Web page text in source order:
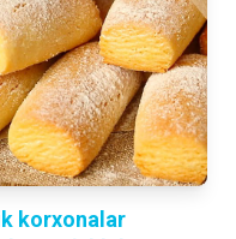
korxonalar